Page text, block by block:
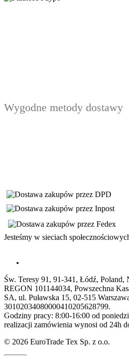
Wygodne metody dostawy
Jesteśmy w sieciach
Św. Teresy 91, 91-341, Łódź, Poland,
REGON 101144034, Powszechna
SA, ul. Puławska 15, 02-515
30102034080000410205628799.
Godziny pracy: 8:00-16:00 od
realizacji zamówienia wynosi od 24h
© 2026 EuroTrade Tex Sp. z o.o.